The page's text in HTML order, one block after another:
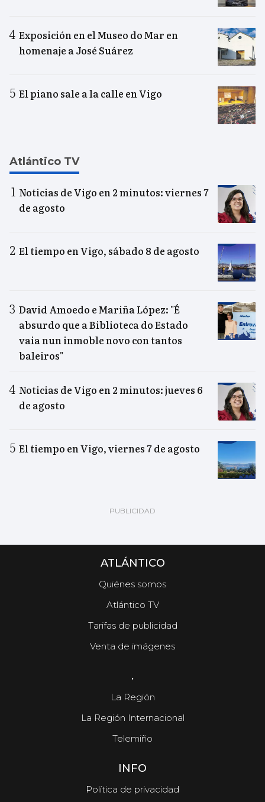
Exposición en el Museo do Mar en
homenaje a José Suárez
El piano sale a la calle en Vigo
Atlántico TV
Noticias de Vigo en 2 minutos: viernes 7
de agosto
El tiempo en Vigo, sábado 8 de agosto
David Amoedo e Mariña López: "É
absurdo que a Biblioteca do Estado
vaia nun inmoble novo con tantos
baleiros"
Noticias de Vigo en 2 minutos: jueves 6
de agosto
El tiempo en Vigo, viernes 7 de agosto
ATLÁNTICO
Quiénes somos
Atlántico TV
Tarifas de publicidad
Venta de imágenes
.
La Región
La Región Internacional
Telemiño
INFO
Política de privacidad